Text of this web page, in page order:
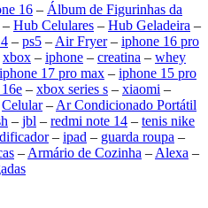
16 – Álbum de Figurinhas da
– Hub Celulares – Hub Geladeira –
– ps5 – Air Fryer– iphone 16 pro
xbox – iphone – creatina – whey
iphone 17 pro max – iphone 15 pro
– xbox series s – xiaomi –
Celular– Ar Condicionado Portátil
– jbl – redmi note 14 – tenis nike
– ipad – guarda roupa –
– Armário de Cozinha – Alexa –